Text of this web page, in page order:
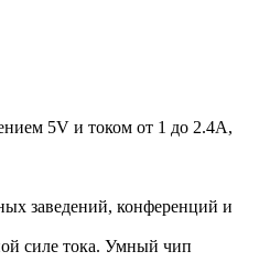
5V и током от 1 до 2.4A,
заведений, конференций и
силе тока. Умный чип